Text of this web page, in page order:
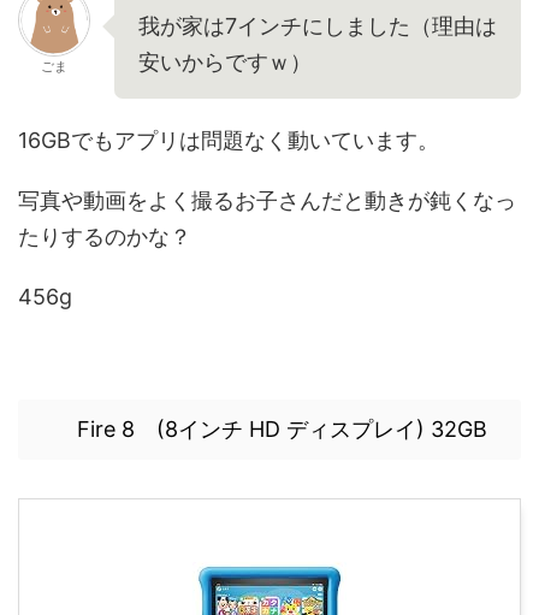
ごま
我が家は7インチにしました（理由は
安いからですｗ）
16GBでもアプリは問題なく動いています。
写真や動画をよく撮るお子さんだと動きが鈍くなっ
たりするのかな？
456g
Fire 8 (8インチ HD ディスプレイ) 32GB